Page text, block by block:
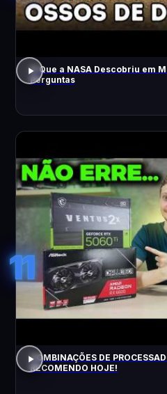
O Que a NASA Descobriu em
Perguntas
11
COMBINAÇÕES DE
RECOMENDO HOJE!